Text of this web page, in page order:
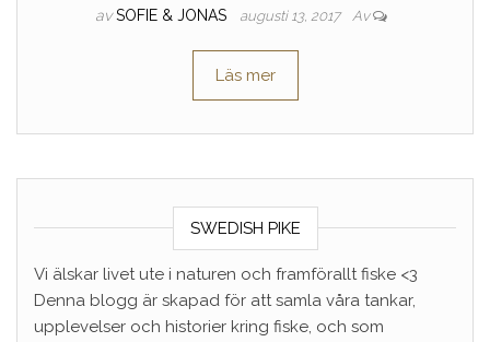
av SOFIE & JONAS augusti 13, 2017 Av
Läs mer
SWEDISH PIKE
Vi älskar livet ute i naturen och framförallt fiske <3
Denna blogg är skapad för att samla våra tankar,
upplevelser och historier kring fiske, och som